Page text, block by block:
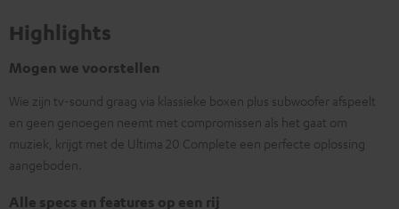
Highlights
Mogen we voorstellen
Wie zijn tv-sound graag via klassieke boxen plus subwoofer afspeelt
en geen genoegen neemt met compromissen als het gaat om
muziek, krijgt met de Ultima 20 Complete een perfecte oplossing
aangeboden.
Alle specs en features op een rij